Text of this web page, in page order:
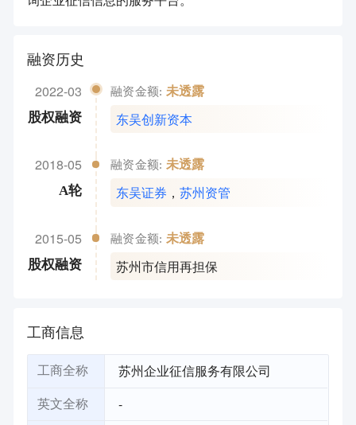
融资历史
2022-03
股权融资
融资金额: 未透露
东吴创新资本
2018-05
A轮
融资金额: 未透露
东吴证券 ，苏州资管
2015-05
股权融资
融资金额: 未透露
苏州市信用再担保
工商信息
工商全称 苏州企业征信服务有限公司
英文全称 -